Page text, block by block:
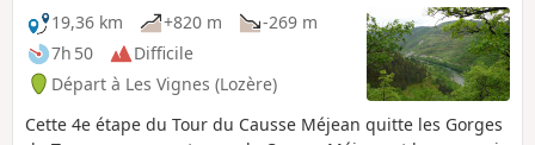
19,36 km
+820 m
-269 m
7h 50
Difficile
Départ à Les Vignes (Lozère)
Cette 4e étape du Tour du Causse Méjean quitte les Gorges